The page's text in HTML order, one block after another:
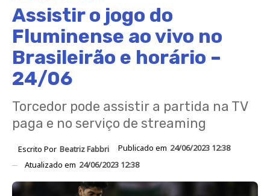
Assistir o jogo do
Fluminense ao vivo no
Brasileirão e horário –
24/06
Torcedor pode assistir a partida na TV
paga e no serviço de streaming
Escrito Por Beatriz Fabbri Publicado em 24/06/2023 12:38
Atualizado em 24/06/2023 12:38